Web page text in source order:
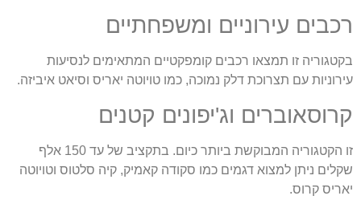
עירוניים ומשפחתיים
זו תמצאו רכבים קומפקטיים המתאימים לנסיעות
עם תצרוכת דלק נמוכה, כמו טויוטה יאריס וסיאט איביזה.
וג'יפונים קטנים
זו הקטגוריה המבוקשת ביותר כיום. בתקציב של עד 150 אלף
ניתן למצוא דגמים כמו סקודה קאמיק, קיה סלטוס וטויוטה
קרוס.